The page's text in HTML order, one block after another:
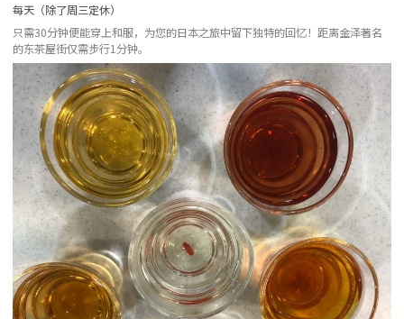
每天（除了周三定休）
只需30分钟便能穿上和服，为您的日本之旅中留下独特的回忆！距离金泽著名
的东茶屋街仅需步行1分钟。
more